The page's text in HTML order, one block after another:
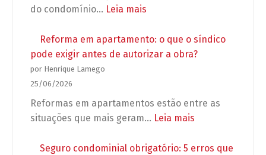
do condomínio… Leia mais
para
as
Regras
para
propagandas
Reforma em apartamento: o que o síndico
pode exigir antes de autorizar a obra?
por Henrique Lamego
25/06/2026
Reformas em apartamentos estão entre as
situações que mais geram… Leia mais
em
Seguro condominial obrigatório: 5 erros que